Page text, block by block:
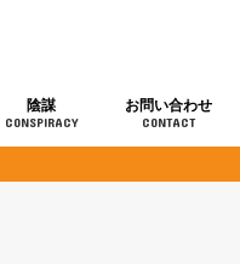
陰謀
CONSPIRACY
お問い合わせ
CONTACT